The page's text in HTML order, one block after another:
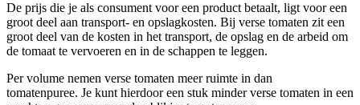
De prijs die je als consument voor een product betaalt, ligt voor een
groot deel aan transport- en opslagkosten. Bij verse tomaten zit een
groot deel van de kosten in het transport, de opslag en de arbeid om
de tomaat te vervoeren en in de schappen te leggen.
Per volume nemen verse tomaten meer ruimte in dan
tomatenpuree. Je kunt hierdoor een stuk minder verse tomaten in een